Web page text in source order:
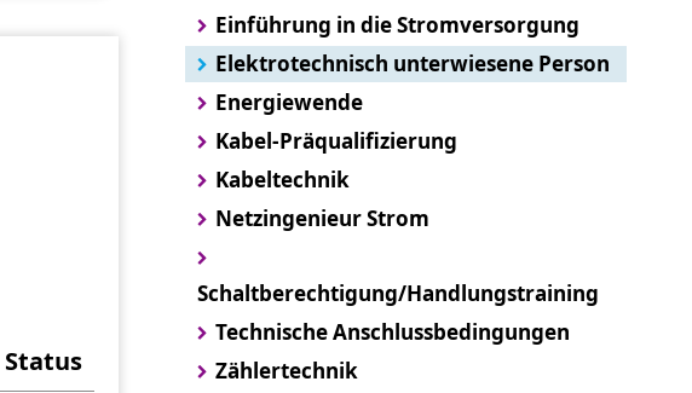
Status
Einführung in die Stromversorgung
Elektrotechnisch unterwiesene Person
Energiewende
Kabel-Präqualifizierung
Kabeltechnik
Netzingenieur Strom
Schaltberechtigung/Handlungstraining
Technische Anschlussbedingungen
Zählertechnik